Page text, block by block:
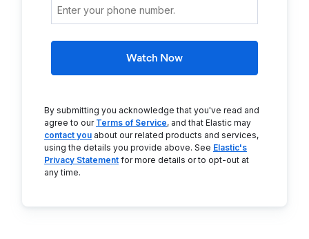
Watch Now
By submitting you acknowledge that you've read and
agree to our Terms of Service, and that Elastic may
contact you about our related products and services,
using the details you provide above. See Elastic's
Privacy Statement for more details or to opt-out at
any time.